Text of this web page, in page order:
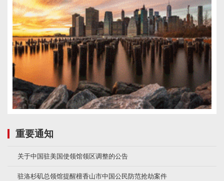
重要通知
关于中国驻美国使领馆领区调整的公告
驻洛杉矶总领馆提醒檀香山市中国公民防范抢劫案件